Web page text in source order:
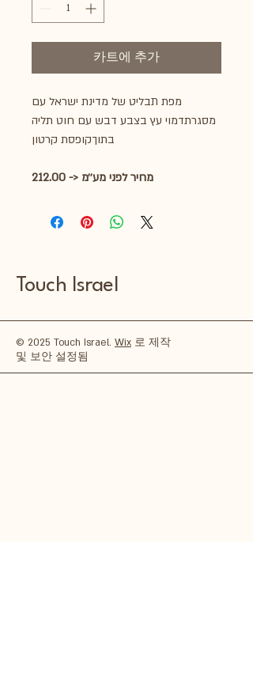
카트에 추가
מפת תבליט של מדינת ישראל עם
מסגרתדמוי עץ בצבע דבש עם חוט תליה
בתוךקופסת קרטון
212.00 -> מחיר לפני מע׳׳מ
Touch Israel
© 2025 Touch Israel. Wix 로 제작
및 보안 설정됨